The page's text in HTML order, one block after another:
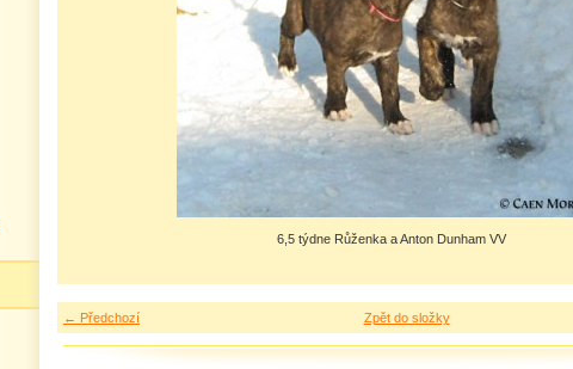
6,5 týdne Růženka a Anton Dunham VV
← Předchozí Zpět do složky